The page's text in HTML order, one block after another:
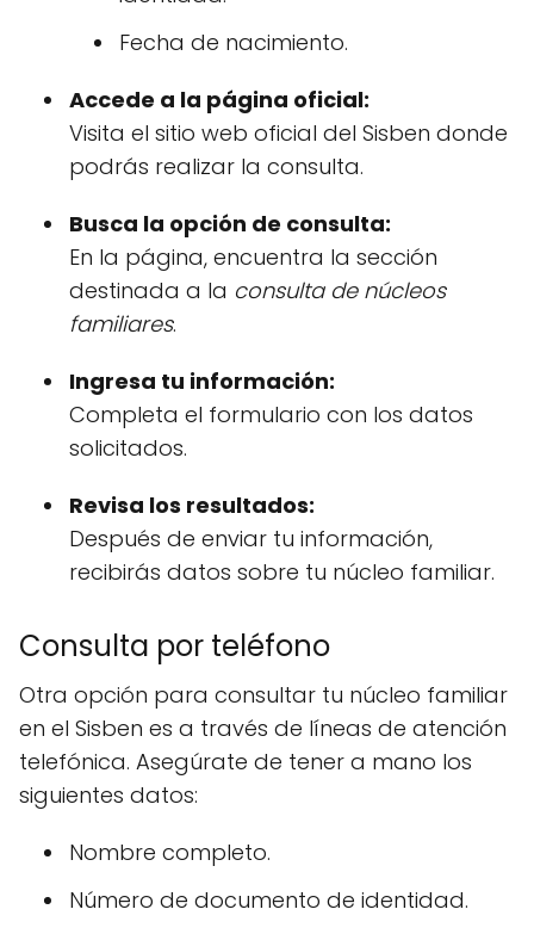
Fecha de nacimiento.
Accede a la página oficial:
Visita el sitio web oficial del Sisben donde
podrás realizar la consulta.
Busca la opción de consulta:
En la página, encuentra la sección
destinada a la consulta de núcleos
familiares.
Ingresa tu información:
Completa el formulario con los datos
solicitados.
Revisa los resultados:
Después de enviar tu información,
recibirás datos sobre tu núcleo familiar.
Consulta por teléfono
Otra opción para consultar tu núcleo familiar
en el Sisben es a través de líneas de atención
telefónica. Asegúrate de tener a mano los
siguientes datos:
Nombre completo.
Número de documento de identidad.